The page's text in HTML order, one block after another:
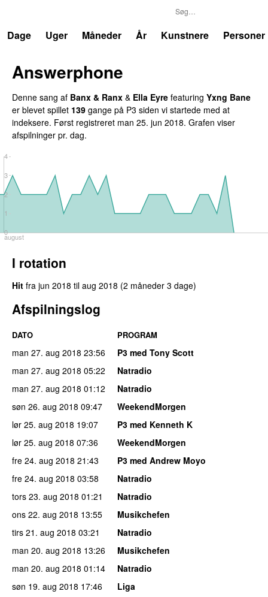
Dage
Uger Måneder År Kunstnere Personer
Answerphone
Denne sang af Banx & Ranx & Ella Eyre featuring Yxng Bane
er blevet spillet 139 gange på P3 siden vi startede med at
indeksere. Først registreret man 25. jun 2018. Grafen viser
afspilninger pr. dag.
august
0
1
2
3
4
I rotation
Hit fra jun 2018 til aug 2018 (2 måneder 3 dage)
Afspilningslog
DATO PROGRAM
man 27. aug 2018 23:56
P3 med Tony Scott
man 27. aug 2018 05:22
Natradio
man 27. aug 2018 01:12
Natradio
søn 26. aug 2018 09:47
WeekendMorgen
lør 25. aug 2018 19:07
P3 med Kenneth K
lør 25. aug 2018 07:36
WeekendMorgen
fre 24. aug 2018 21:43
P3 med Andrew Moyo
fre 24. aug 2018 03:58
Natradio
tors 23. aug 2018 01:21
Natradio
ons 22. aug 2018 13:55
Musikchefen
tirs 21. aug 2018 03:21
Natradio
man 20. aug 2018 13:26
Musikchefen
man 20. aug 2018 01:14
Natradio
søn 19. aug 2018 17:46
Liga